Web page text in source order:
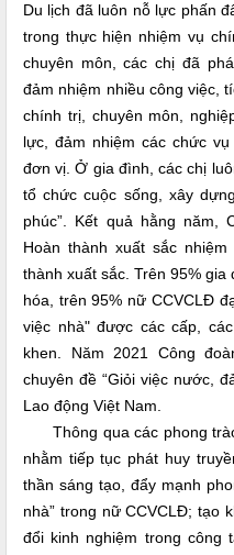
Du lịch đã luôn nỗ lực phấn
trong thực hiện nhiệm vụ
chuyên môn, các chị đã
đảm nhiệm nhiều công việc,
chính trị, chuyên môn,
lực, đảm nhiệm các chức
đơn vị. Ở gia đình, các chị
tổ chức cuộc sống, xây
phúc”. Kết quả hằng năm,
Hoàn thành xuất sắc
thành xuất sắc. Trên 95%
hóa, trên 95% nữ CCVCLĐ
việc nhà" được các cấp,
khen. Năm 2021 Công
chuyên đề “Giỏi việc nước,
Lao động Việt Nam.
Thông qua các phong trào
nhằm tiếp tục phát huy
thần sáng tạo, đẩy mạnh
nhà” trong nữ CCVCLĐ; tạo
đổi kinh nghiệm trong công